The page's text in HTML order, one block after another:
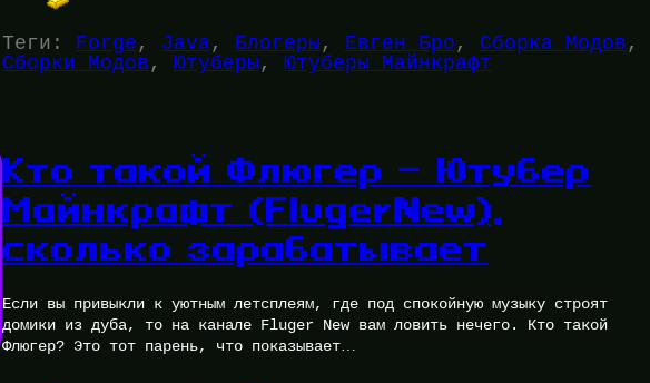
Теги: Forge , Java, Блогеры , Евген Бро , Сборка Модов
Сборки Модов , Ютуберы , Ютуберы Майнкрафт
Кто такой Флюгер — Ютубер
Майнкрафт (FlugerNew),
сколько зарабатывает
Если вы привыкли к уютным летсплеям, где под спокойную музыку строят
домики из дуба, то на канале Fluger New вам ловить нечего. Кто такой
Флюгер? Это тот парень, что показывает…